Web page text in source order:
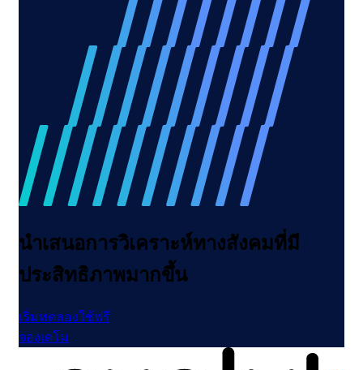
นำเสนอการวิเคราะห์ทางสังคมที่มี
ประสิทธิภาพมากขึ้น
เริ่มทดลองใช้ฟรี
จองเดโม